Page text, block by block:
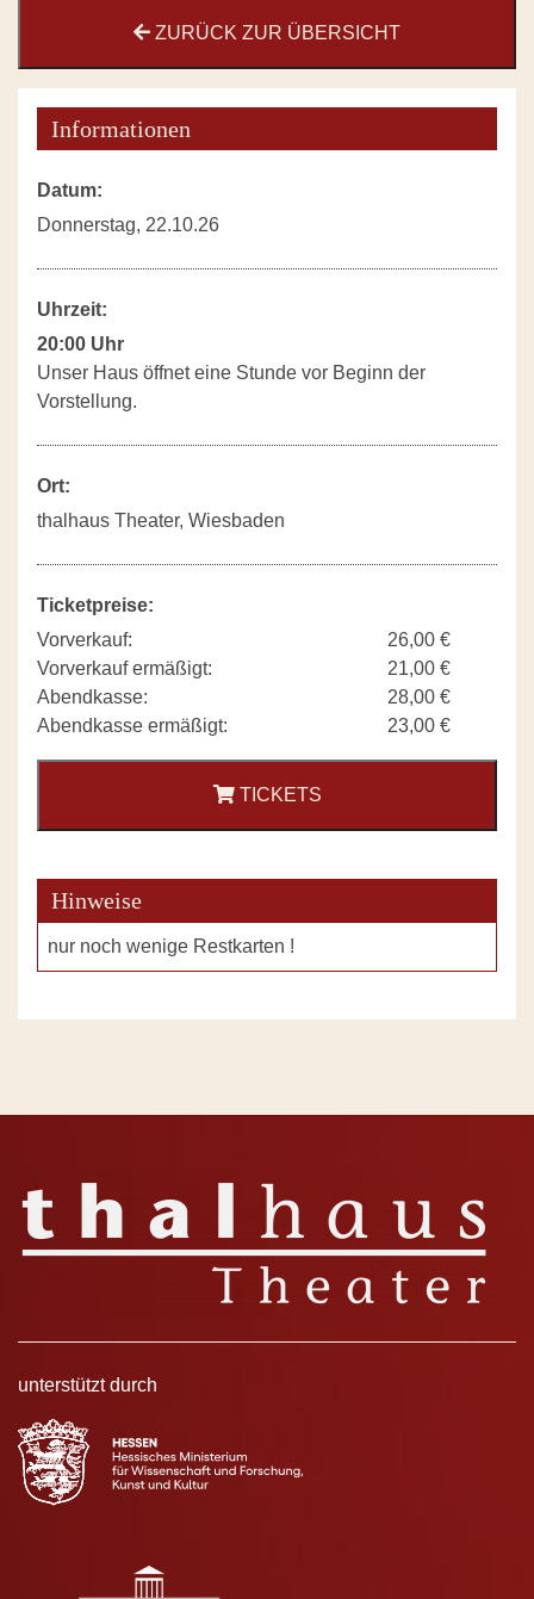
ZURÜCK ZUR ÜBERSICHT
Informationen
Datum:
Donnerstag, 22.10.26
Uhrzeit:
20:00 Uhr
Unser Haus öffnet eine Stunde vor Beginn der
Vorstellung.
Ort:
thalhaus Theater, Wiesbaden
Ticketpreise:
Vorverkauf:
26,00 €
Vorverkauf ermäßigt:
21,00 €
Abendkasse:
28,00 €
Abendkasse ermäßigt:
23,00 €
TICKETS
Hinweise
nur noch wenige Restkarten !
unterstützt durch